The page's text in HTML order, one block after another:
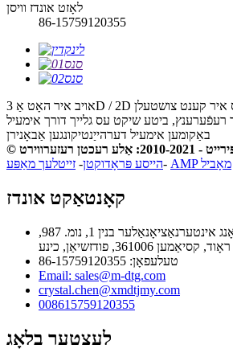
לאָזט אונדז וויסן
86-15759120355
אויב איר האָט אַ 3D / 2D צייכענונג טעקע וואָס איר קענט צושטעלן
באַקומען אימעיל דערהייַנטיקונגען אַבאָנירן
הייסע פּראָדוקטן- זייטלעך מאַפּע - AMP מאָביל
קאָנטאַקט אונדז
אַדרעס: צימער 707, יולאָנג אינטערנאַציאָנאַלער בנין 1, נומ. 987,
361006, פודזשיאַן, כינע
טעלעפאָן: 86-15759120355
Email: sales@m-dtg.com
crystal.chen@xmdtjmy.com
008615759120355
לעצטער בלאָג